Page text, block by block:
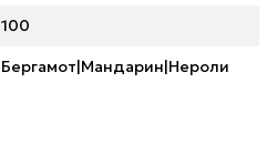
100
Бергамот|Мандарин|Нероли